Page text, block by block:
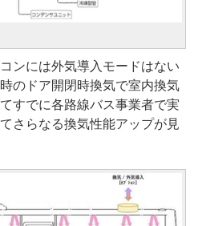
ンには外気導入モードはない
のドア開閉時換気で室内換気
すでに各路線バス事業者で実
さらなる換気性能アップが見